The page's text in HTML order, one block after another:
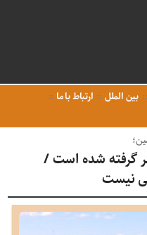
بین الملل
ارتباط با ما
گرفته شده است /
نیست